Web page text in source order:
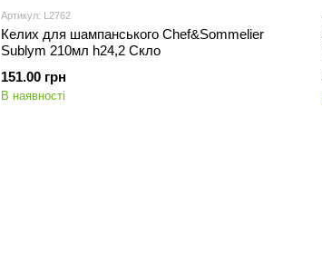
Артикул: L2762
Келих для шампанського Chef&Sommelier
Sublym 210мл h24,2 Скло
151.00 грн
В наявності